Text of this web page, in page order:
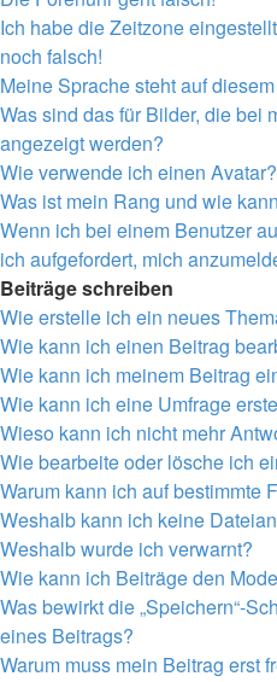
Ich habe die Zeitzone
noch falsch!
Meine Sprache steht auf
Was sind das für Bilder, die bei
angezeigt werden?
Wie verwende ich einen Avatar?
Was ist mein Rang und wie
Wenn ich bei einem Benutzer
ich aufgefordert, mich
Beiträge schreiben
Wie erstelle ich ein neues
Wie kann ich einen Beitrag
Wie kann ich meinem Beitrag
Wie kann ich eine Umfrage
Wieso kann ich nicht mehr
Wie bearbeite oder lösche ich
Warum kann ich auf bestimmte
Weshalb kann ich keine
Weshalb wurde ich verwarnt?
Wie kann ich Beiträge den
Was bewirkt die „Speichern“-
eines Beitrags?
Warum muss mein Beitrag erst